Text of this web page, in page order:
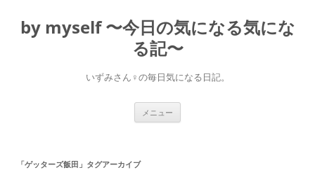
テ
ン
by myself 〜今日の気になる気にな
る記〜
いずみさん♀の毎日気になる日記。
メニュー
「ゲッターズ飯田 」タグアーカイブ